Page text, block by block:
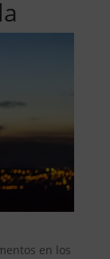
en los